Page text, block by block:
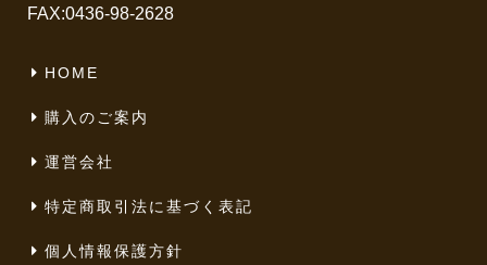
FAX:0436-98-2628
HOME
購入のご案内
運営会社
特定商取引法に基づく表記
個人情報保護方針